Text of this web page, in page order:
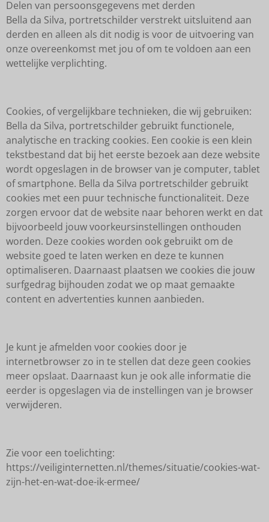
Delen van persoonsgegevens met derden
Bella da Silva, portretschilder verstrekt uitsluitend aan
derden en alleen als dit nodig is voor de uitvoering van
onze overeenkomst met jou of om te voldoen aan een
wettelijke verplichting.
Cookies, of vergelijkbare technieken, die wij gebruiken:
Bella da Silva, portretschilder gebruikt functionele,
analytische en tracking cookies. Een cookie is een klein
tekstbestand dat bij het eerste bezoek aan deze website
wordt opgeslagen in de browser van je computer, tablet
of smartphone. Bella da Silva portretschilder gebruikt
cookies met een puur technische functionaliteit. Deze
zorgen ervoor dat de website naar behoren werkt en dat
bijvoorbeeld jouw voorkeursinstellingen onthouden
worden. Deze cookies worden ook gebruikt om de
website goed te laten werken en deze te kunnen
optimaliseren. Daarnaast plaatsen we cookies die jouw
surfgedrag bijhouden zodat we op maat gemaakte
content en advertenties kunnen aanbieden.
Je kunt je afmelden voor cookies door je
internetbrowser zo in te stellen dat deze geen cookies
meer opslaat. Daarnaast kun je ook alle informatie die
eerder is opgeslagen via de instellingen van je browser
verwijderen.
Zie voor een toelichting:
https://veiliginternetten.nl/themes/situatie/cookies-wat-
zijn-het-en-wat-doe-ik-ermee/